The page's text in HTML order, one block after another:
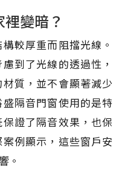
變暗？
較厚重而阻擋光線。
到了光線的透過性，
質，並不會顯著減少
隔音門窗使用的是特
證了隔音效果，也保
例顯示，這些窗戶安
。